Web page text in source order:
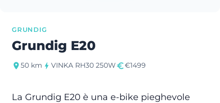
GRUNDIG
Grundig E20
50 km VINKA RH30 250W €1499
La Grundig E20 è una e-bike pieghevole